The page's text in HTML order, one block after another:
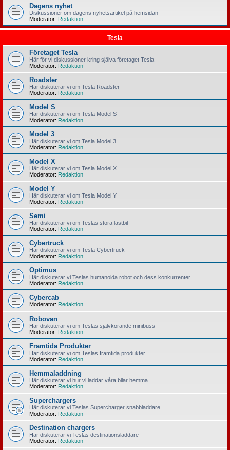
Dagens nyhet
Diskussioner om dagens nyhetsartikel på hemsidan
Moderator: Redaktion
Tesla
Företaget Tesla
Här för vi diskussioner kring själva företaget Tesla
Moderator: Redaktion
Roadster
Här diskuterar vi om Tesla Roadster
Moderator: Redaktion
Model S
Här diskuterar vi om Tesla Model S
Moderator: Redaktion
Model 3
Här diskuterar vi om Tesla Model 3
Moderator: Redaktion
Model X
Här diskuterar vi om Tesla Model X
Moderator: Redaktion
Model Y
Här diskuterar vi om Tesla Model Y
Moderator: Redaktion
Semi
Här diskuterar vi om Teslas stora lastbil
Moderator: Redaktion
Cybertruck
Här diskuterar vi om Tesla Cybertruck
Moderator: Redaktion
Optimus
Här diskuterar vi Teslas humanoida robot och dess konkurrenter.
Moderator: Redaktion
Cybercab
Moderator: Redaktion
Robovan
Här diskuterar vi om Teslas självkörande minibuss
Moderator: Redaktion
Framtida Produkter
Här diskuterar vi om Teslas framtida produkter
Moderator: Redaktion
Hemmaladdning
Här diskuterar vi hur vi laddar våra bilar hemma.
Moderator: Redaktion
Superchargers
Här diskuterar vi Teslas Supercharger snabbladdare.
Moderator: Redaktion
Destination chargers
Här diskuterar vi Teslas destinationsladdare
Moderator: Redaktion